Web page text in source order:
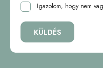
Igazolom, hogy nem
KÜLDÉS